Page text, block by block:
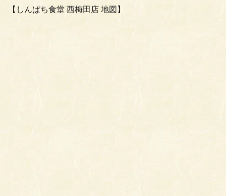
【しんぱち食堂 西梅田店 地図】